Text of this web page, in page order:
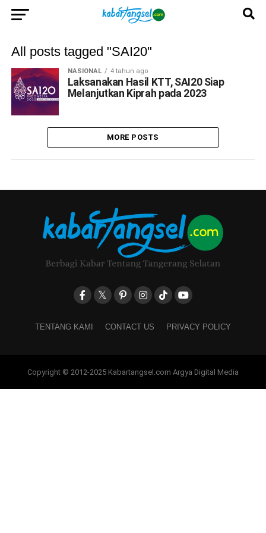
All posts tagged "SAI20"
NASIONAL 4 tahun ago
Laksanakan Hasil KTT, SAI20 Siap
Melanjutkan Kiprah pada 2023
MORE POSTS
TENTANG KAMI CONTACT US PRIVACY POLICY
Copyright © 2012-2025 Kabartangsel.com Argya Digital Media